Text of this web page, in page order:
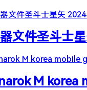
文件圣斗士
M korea